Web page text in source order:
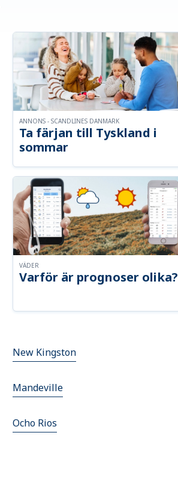
Ta färjan till Tyskland i
sommar
ANNONS - SCANDLINES DANMARK
Varför är prognoser olika?
VÄDER
New Kingston
Mandeville
Ocho Rios